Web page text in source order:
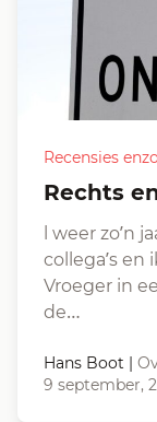
Recensies enzo
Rechts
l weer zo’n
collega’s en
Vroeger in
de…
Hans Boot |
9 september,